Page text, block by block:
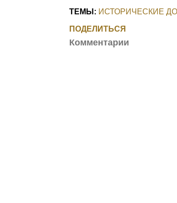
ТЕМЫ: ИСТОРИЧЕСКИЕ
ПОДЕЛИТЬСЯ
Комментарии